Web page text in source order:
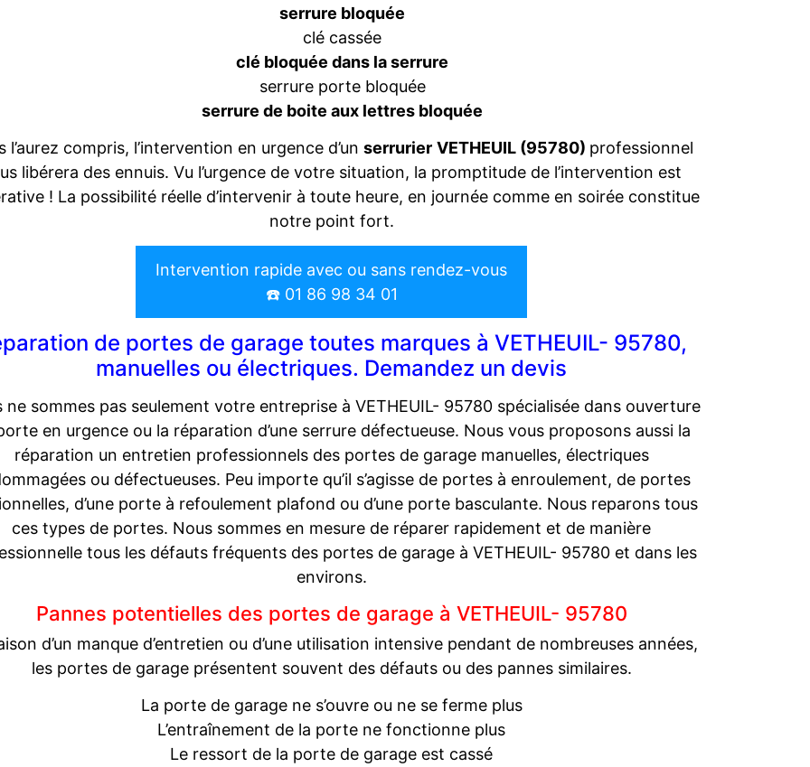
serrure bloquée
clé cassée
clé bloquée dans la serrure
serrure porte bloquée
serrure de boite aux lettres bloquée
l’aurez compris, l’intervention en urgence d’un serrurier VETHEUIL (95780) professionnel
libérera des ennuis. Vu l’urgence de votre situation, la promptitude de l’intervention est
! La possibilité réelle d’intervenir à toute heure, en journée comme en soirée constitue
notre point fort.
Intervention rapide avec ou sans rendez-vous
☎️ 01 86 98 34 01
de portes de garage toutes marques à VETHEUIL- 95780,
manuelles ou électriques. Demandez un devis
ne sommes pas seulement votre entreprise à VETHEUIL- 95780 spécialisée dans ouverture
en urgence ou la réparation d’une serrure défectueuse. Nous vous proposons aussi la
réparation un entretien professionnels des portes de garage manuelles, électriques
ou défectueuses. Peu importe qu’il s’agisse de portes à enroulement, de portes
d’une porte à refoulement plafond ou d’une porte basculante. Nous reparons tous
ces types de portes. Nous sommes en mesure de réparer rapidement et de manière
tous les défauts fréquents des portes de garage à VETHEUIL- 95780 et dans les
environs.
Pannes potentielles des portes de garage à VETHEUIL- 95780
d’un manque d’entretien ou d’une utilisation intensive pendant de nombreuses années,
les portes de garage présentent souvent des défauts ou des pannes similaires.
La porte de garage ne s’ouvre ou ne se ferme plus
L’entraînement de la porte ne fonctionne plus
Le ressort de la porte de garage est cassé